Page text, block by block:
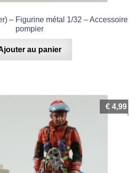
– Figurine métal 1/32 – Accessoire
pompier
au panier
€ 4,99